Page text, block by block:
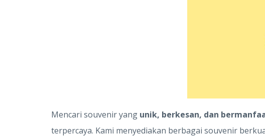
Mencari souvenir yang unik, berkesan, dan
terpercaya. Kami menyediakan berbagai souvenir